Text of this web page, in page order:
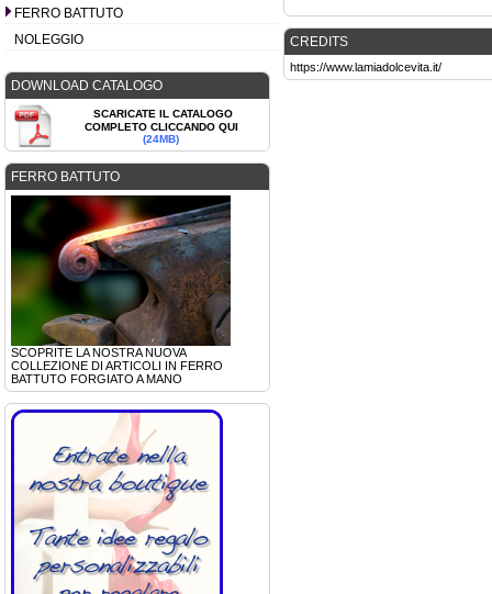
FERRO BATTUTO
NOLEGGIO
DOWNLOAD CATALOGO
SCARICATE IL CATALOGO
COMPLETO CLICCANDO QUI
(24MB)
FERRO BATTUTO
SCOPRITE LA NOSTRA NUOVA
COLLEZIONE DI ARTICOLI IN FERRO
BATTUTO FORGIATO A MANO
CREDITS
https://www.lamiadolcevita.it/